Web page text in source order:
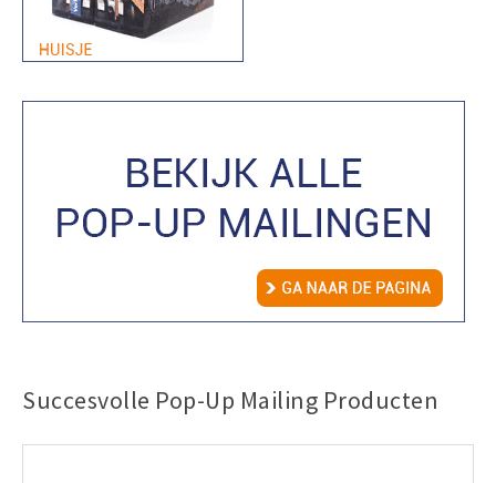
Succesvolle Pop-Up Mailing Producten